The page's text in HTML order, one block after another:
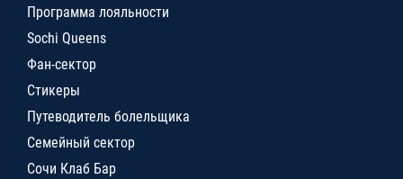
Программа лояльности
Sochi Queens
Фан-сектор
Стикеры
Путеводитель болельщика
Семейный сектор
Сочи Клаб Бар